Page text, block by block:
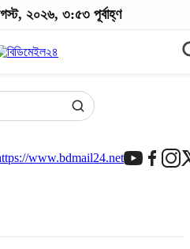
www.bdmail24.net
২০২৬, ৩:৫৩ পূর্বাহ্ণ